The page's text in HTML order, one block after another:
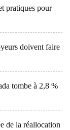
pratiques pour
doivent faire
tombe à 2,8 %
de la réallocation